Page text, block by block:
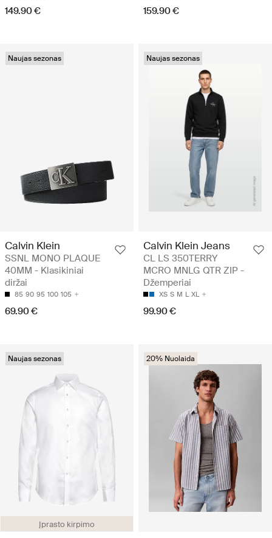
149.90 € 159.90 €
Naujas sezonas
Calvin Klein
SSNL MONO PLAQUE
40MM - Klasikiniai
diržai
85 90 95 100 105
69.90 €
Naujas sezonas
Calvin Klein Jeans
CL LS 350TERRY
MCRO MNLG QTR ZIP -
Džemperiai
XS S M L XL
99.90 €
Įprasto kirpimo
Naujas sezonas 20% Nuolaida